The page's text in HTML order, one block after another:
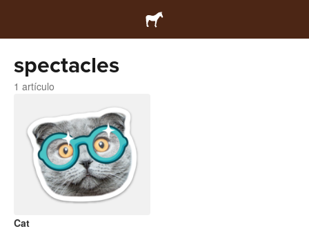
spectacles
1 artículo
Cat